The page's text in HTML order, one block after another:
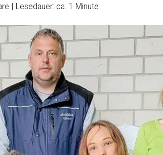
| Lesedauer: ca. 1 Minute